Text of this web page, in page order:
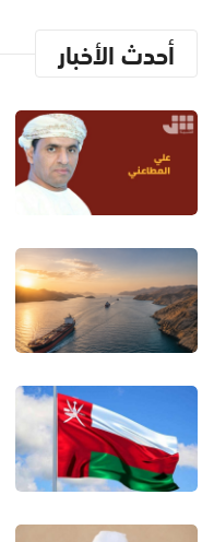
أحدث الأخبار